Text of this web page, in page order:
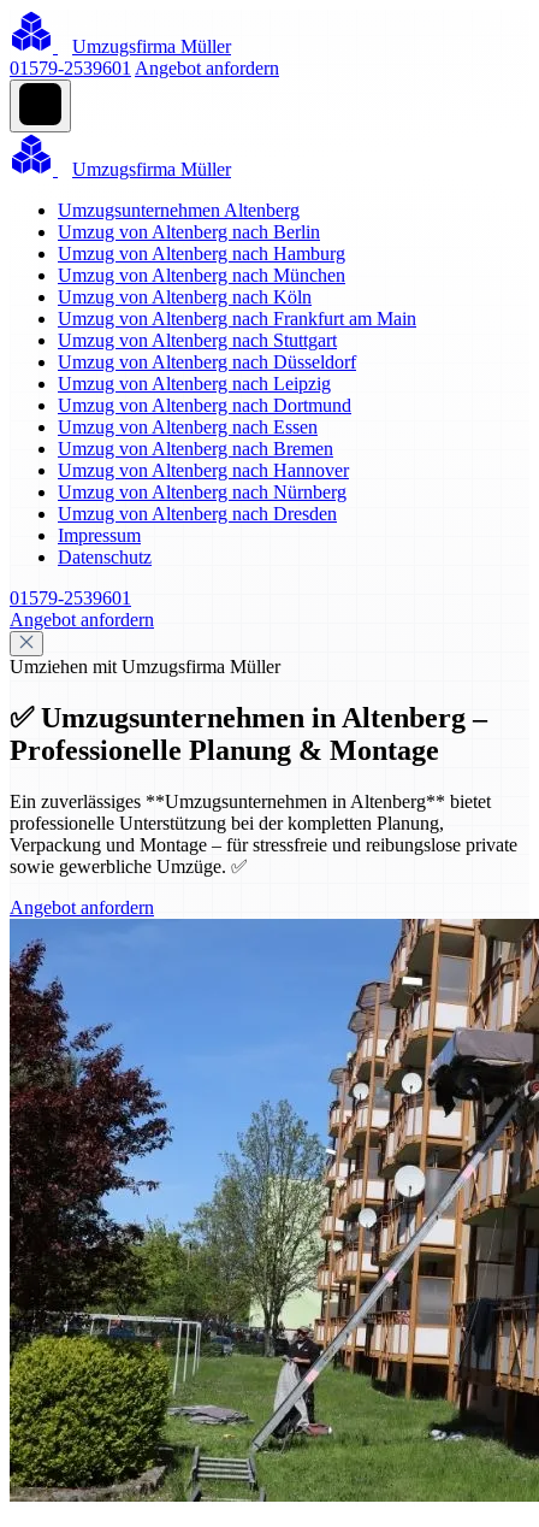
Umzugsfirma Müller
01579-2539601 Angebot anfordern
Umzugsfirma Müller
Umzugsunternehmen Altenberg
Umzug von Altenberg nach Berlin
Umzug von Altenberg nach Hamburg
Umzug von Altenberg nach München
Umzug von Altenberg nach Köln
Umzug von Altenberg nach Frankfurt am Main
Umzug von Altenberg nach Stuttgart
Umzug von Altenberg nach Düsseldorf
Umzug von Altenberg nach Leipzig
Umzug von Altenberg nach Dortmund
Umzug von Altenberg nach Essen
Umzug von Altenberg nach Bremen
Umzug von Altenberg nach Hannover
Umzug von Altenberg nach Nürnberg
Umzug von Altenberg nach Dresden
Impressum
Datenschutz
01579-2539601
Angebot anfordern
Umziehen mit Umzugsfirma Müller
✅ Umzugsunternehmen in Altenberg –
Professionelle Planung & Montage
Ein zuverlässiges **Umzugsunternehmen in Altenberg** bietet
professionelle Unterstützung bei der kompletten Planung,
Verpackung und Montage – für stressfreie und reibungslose private
sowie gewerbliche Umzüge. ✅
Angebot anfordern